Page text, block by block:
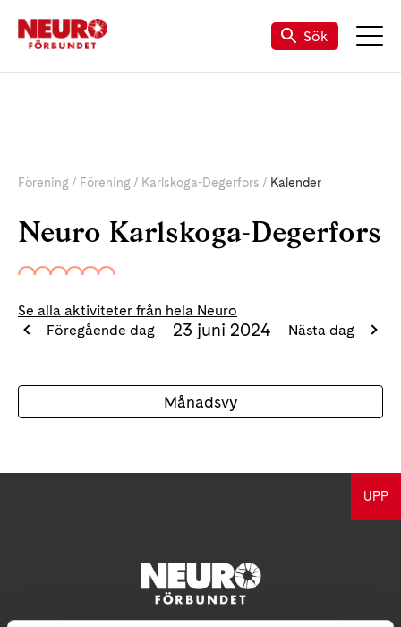
Sök
Förening Förening Karlskoga-Degerfors Kalender
Neuro Karlskoga-Degerfors
Se alla aktiviteter från hela Neuro
Föregående dag
23 juni 2024 Nästa dag
Månadsvy
UPP